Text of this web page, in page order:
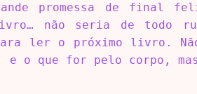
promessa de final
não seria de todo
ler o próximo livro.
o que for pelo corpo,